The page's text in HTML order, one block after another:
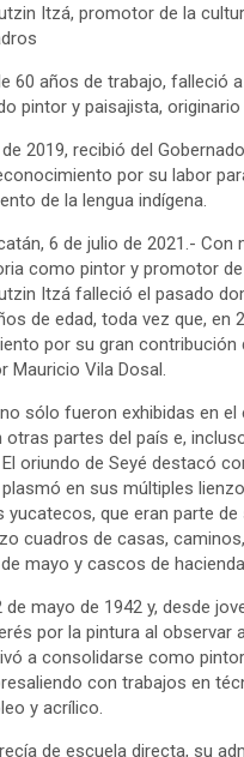
Itzá, promotor de la
60 años de trabajo, falleció
pintor y paisajista, originario
2019, recibió del
por su labor
de la lengua indígena.
6 de julio de 2021.- Con
como pintor y promotor
Itzá falleció el pasado
de edad, toda vez que, en
por su gran contribución
Mauricio Vila Dosal.
sólo fueron exhibidas en el
otras partes del país e,
oriundo de Seyé destacó
en sus múltiples
yucatecos, que eran parte de
cuadros de casas,
mayo y cascos de
de mayo de 1942 y, desde
por la pintura al observar
a consolidarse como
con trabajos en
y acrílico.
de escuela directa, su